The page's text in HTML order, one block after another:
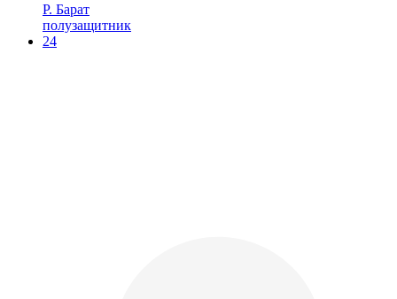
P. Барат
полузащитник
24